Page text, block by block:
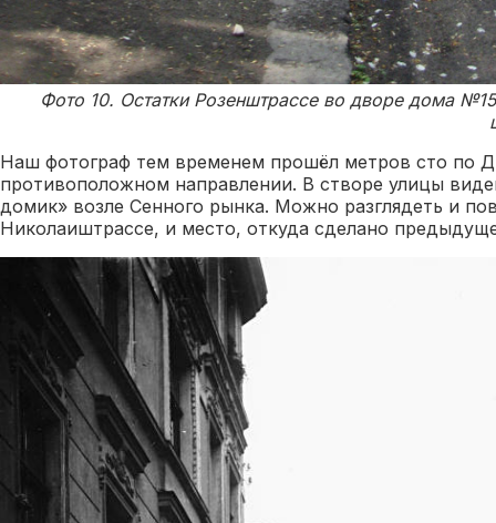
Фото 10. Остатки Розенштрассе во дворе дома
Наш фотограф тем временем прошёл метров сто по
противоположном направлении. В створе улицы
домик» возле Сенного рынка. Можно разглядеть и
Николаиштрассе, и место, откуда сделано